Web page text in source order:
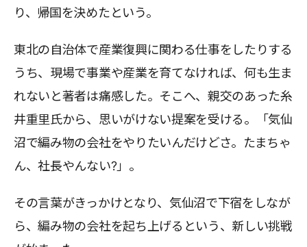
り、帰国を決めたという。
東北の自治体で産業復興に関わる仕事をしたりする
うち、現場で事業や産業を育てなければ、何も生ま
れないと著者は痛感した。そこへ、親交のあった糸
井重里氏から、思いがけない提案を受ける。「気仙
沼で編み物の会社をやりたいんだけどさ。たまちゃ
ん、社長やんない?」。
その言葉がきっかけとなり、気仙沼で下宿をしなが
ら、編み物の会社を起ち上げるという、新しい挑戦